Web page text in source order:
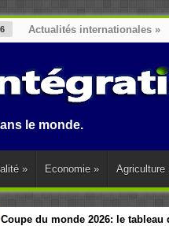
Actualités internationales »
» Economie » Agriculture
Coupe du monde 2026: le
Esclavage: à Accra, l’Afrique et